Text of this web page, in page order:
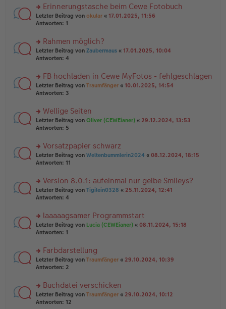
tr
a
g
e
n
er
tr
a
g
n
g
el
e
n
er
tr
a
g
rs
te
n
g
el
e
n
er
tr
a
g
Erinnerungstasche beim Cewe Fotobuch
Letzter Beitrag von okular « 17.01.2025, 11:56
Antworten: 1
rs
te
n
g
el
e
n
er
tr
a
g
Rahmen möglich?
Letzter Beitrag von Zaubermaus « 17.01.2025, 10:04
Antworten: 4
rs
te
n
g
el
e
n
er
tr
a
g
FB hochladen in Cewe MyFotos - fehlgeschlagen
Letzter Beitrag von Traumfänger « 10.01.2025, 14:54
Antworten: 3
rs
te
n
g
el
e
n
er
tr
a
g
Wellige Seiten
Letzter Beitrag von Oliver (CEWEianer) « 29.12.2024, 13:53
Antworten: 5
rs
te
n
g
el
e
n
er
tr
a
g
Vorsatzpapier schwarz
Letzter Beitrag von Weltenbummlerin2024 « 08.12.2024, 18:15
Antworten: 11
rs
te
n
g
el
e
n
er
tr
a
g
Version 8.0.1: aufeinmal nur gelbe Smileys?
Letzter Beitrag von Tigilein0328 « 25.11.2024, 12:41
Antworten: 4
rs
te
n
g
el
e
n
er
laaaaagsamer Programmstart
Letzter Beitrag von Lucia (CEWEianer) « 08.11.2024, 15:18
Antworten: 1
rs
te
n
g
el
Farbdarstellung
Letzter Beitrag von Traumfänger « 29.10.2024, 10:39
Antworten: 2
rs
te
Buchdatei verschicken
Letzter Beitrag von Traumfänger « 29.10.2024, 10:12
Antworten: 12